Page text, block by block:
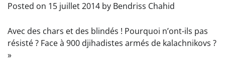
Posted on 15 juillet 2014 by Bendriss Chahid
Avec des chars et des blindés ! Pourquoi n’ont-ils pas
résisté ? Face à 900 djihadistes armés de kalachnikovs ?
»